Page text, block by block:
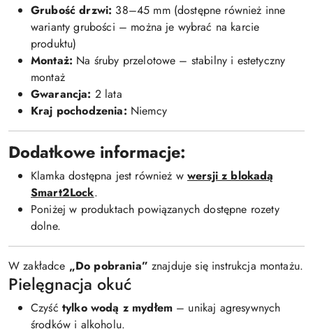
Grubość drzwi: 38–45 mm (dostępne również inne
warianty grubości – można je wybrać na karcie
produktu)
Montaż: Na śruby przelotowe – stabilny i estetyczny
montaż
Gwarancja: 2 lata
Kraj pochodzenia: Niemcy
Dodatkowe informacje:
Klamka dostępna jest również w wersji z blokadą
Smart2Lock.
Poniżej w produktach powiązanych dostępne rozety
dolne.
W zakładce „Do pobrania” znajduje się instrukcja montażu.
Pielęgnacja okuć
Czyść tylko wodą z mydłem – unikaj agresywnych
środków i alkoholu.